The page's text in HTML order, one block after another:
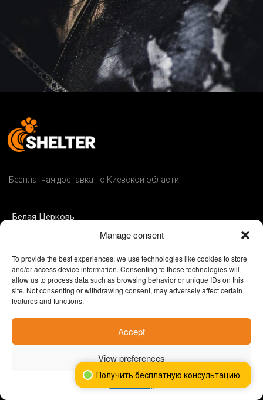
Manage consent
To provide the best experiences, we use technologies like cookies to store
and/or access device information. Consenting to these technologies will
allow us to process data such as browsing behavior or unique IDs on this
site. Not consenting or withdrawing consent, may adversely affect certain
features and functions.
Accept
View preferences
Бесплатная доставка по Киевской области
Белая Церковь
Бровары
Буча
Васильков
Получить бесплатную консультацию